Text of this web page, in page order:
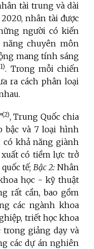
tài trung và dài
nhân tài được
người có kiến
chuyên môn
mang tính sáng
). Trong mỗi chiến
ra cách phân loại
(2), Trung Quốc chia
bậc và 7 loại hình
có khả năng giành
có tiềm lực trở
tế; Bậc 2: Nhân
học - kỹ thuật
rất cần, bao gồm
các ngành khoa
triết học khoa
trong giảng dạy và
các dự án nghiên